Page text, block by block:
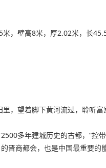
，壁高8米，厚2.02米，长
，望着脚下黄河流过，聆听富
多年建城历史的古都，“控
商都会，也是中国最重要的